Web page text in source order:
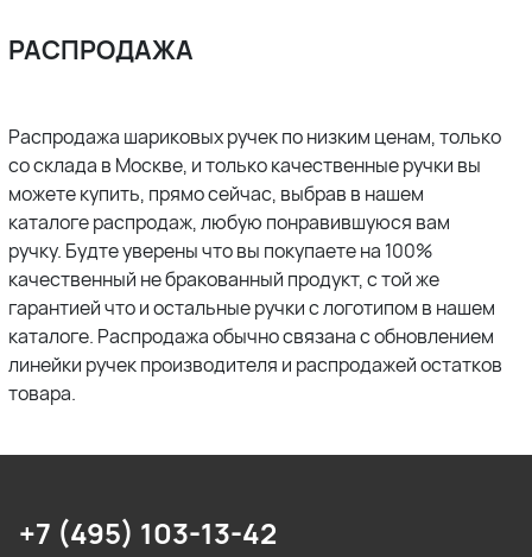
РАСПРОДАЖА
Распродажа шариковых ручек по низким ценам, только
со склада в Москве, и только качественные ручки вы
можете купить, прямо сейчас, выбрав в нашем
каталоге распродаж, любую понравившуюся вам
ручку. Будте уверены что вы покупаете на 100%
качественный не бракованный продукт, с той же
гарантией что и остальные ручки с логотипом в нашем
каталоге. Распродажа обычно связана с обновлением
линейки ручек производителя и распродажей остатков
товара.
+7 (495) 103-13-42